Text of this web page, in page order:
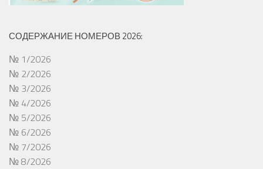
СОДЕРЖАНИЕ НОМЕРОВ 2026:
№ 1/2026
№ 2/2026
№ 3/2026
№ 4/2026
№ 5/2026
№ 6/2026
№ 7/2026
№ 8/2026